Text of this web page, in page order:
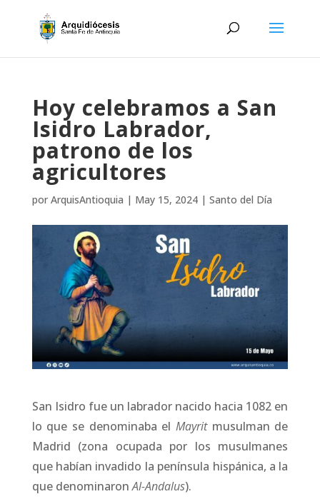
Hoy celebramos a San
Isidro Labrador,
patrono de los
agricultores
por ArquisAntioquia | May 15, 2024| Santo del Día
San Isidro fue un labrador nacido hacia 1082 en
lo que se denominaba el Mayritmusulman de
Madrid (zona ocupada por los musulmanes
que habían invadido la península hispánica, a la
que denominaronAl-Andalus).